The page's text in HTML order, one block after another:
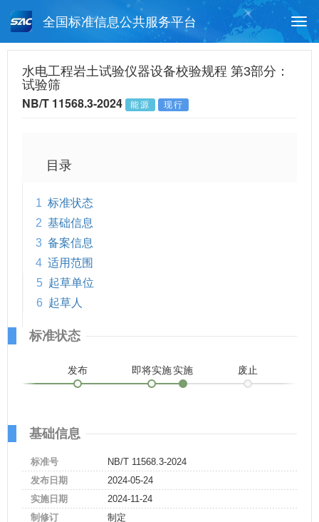
全国标准信息公共服务平台
标准公告查询
水电工程岩土试验仪器设备校验规程 第3部分：
试验筛
NB/T 11568.3-2024 能源 现行
目录
1 标准状态
2 基础信息
3 备案信息
4 适用范围
5 起草单位
6 起草人
标准状态
发布 即将实施实施 废止
基础信息
标准号
NB/T 11568.3-2024
发布日期
2024-05-24
实施日期
2024-11-24
制修订
制定